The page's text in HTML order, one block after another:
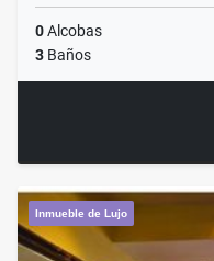
0Alcobas
3 Baños
Inmueble de Lujo